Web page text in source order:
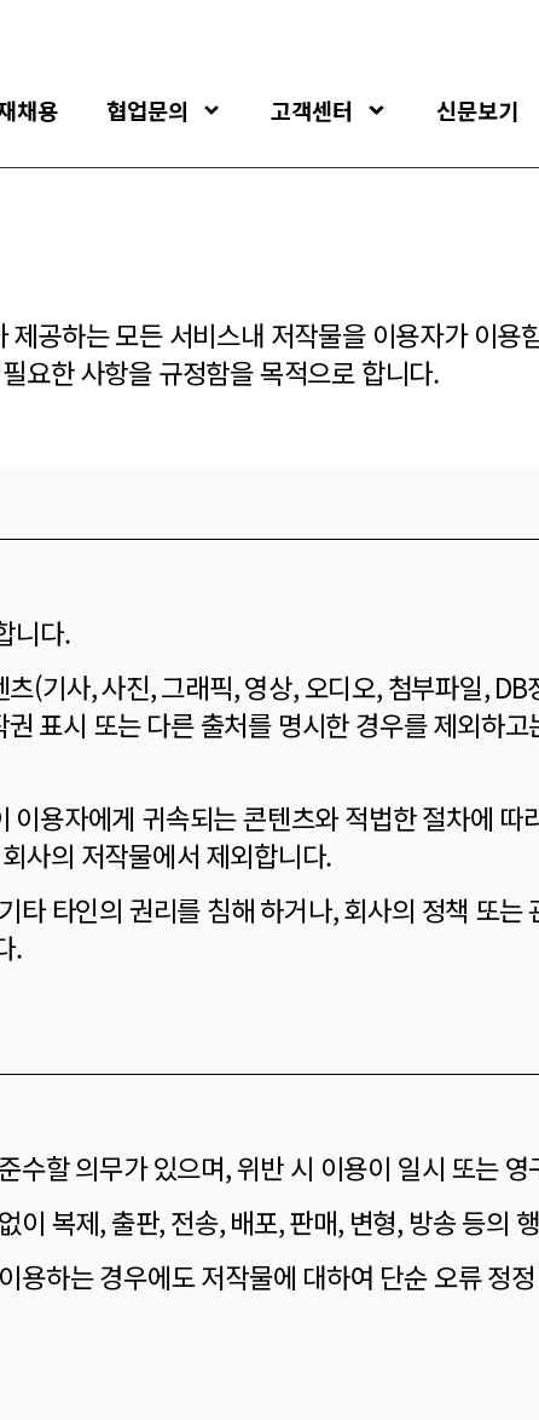
채용 협업문의 고객센터 신문보기
제공하는 모든 서비스내 저작물을 이용자가 이용
요한 사항을 규정함을 목적으로 합니다.
니다.
(기사, 사진, 그래픽, 영상, 오디오, 첨부파일,
표시 또는 다른 출처를 명시한 경우를 제외하
용자에게 귀속되는 콘텐츠와 적법한 절차에 따
사의 저작물에서 제외합니다.
타 타인의 권리를 침해 하거나, 회사의 정책 또는
.
수할 의무가 있으며, 위반 시 이용이 일시 또는
이 복제, 출판, 전송, 배포, 판매, 변형, 방송 등의
용하는 경우에도 저작물에 대하여 단순 오류 정